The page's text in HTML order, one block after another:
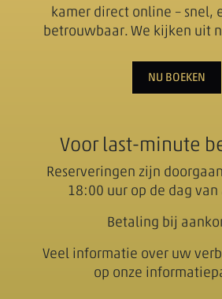
kamer direct online – snel,
betrouwbaar. We kijken uit
NU BOEKEN
Voor last-minute
Reserveringen zijn
18:00 uur op de dag van
Betaling bij
Veel informatie over uw
op onze